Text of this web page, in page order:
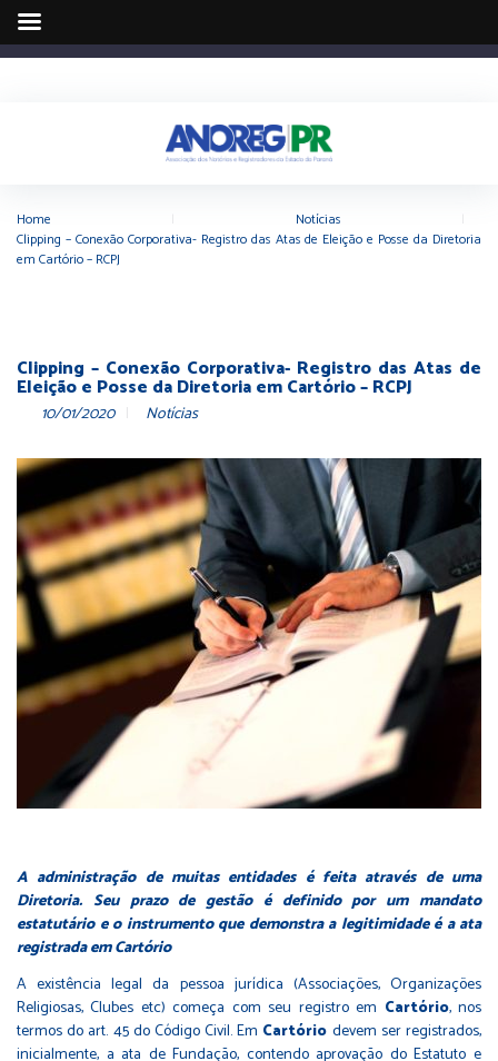
Home Notícias
Clipping – Conexão Corporativa- Registro das Atas de Eleição e Posse da Diretoria
em Cartório – RCPJ
Clipping – Conexão Corporativa- Registro das Atas de
Eleição e Posse da Diretoria em Cartório – RCPJ
10/01/2020 Notícias
A administração de muitas entidades é feita através de uma
Diretoria. Seu prazo de gestão é definido por um mandato
estatutário e o instrumento que demonstra a legitimidade é a ata
registrada em Cartório
A existência legal da pessoa jurídica (Associações, Organizações
Religiosas, Clubes etc) começa com seu registro em Cartório, nos
termos do art. 45 do Código Civil. Em Cartório devem ser registrados,
inicialmente, a ata de Fundação, contendo aprovação do Estatuto e